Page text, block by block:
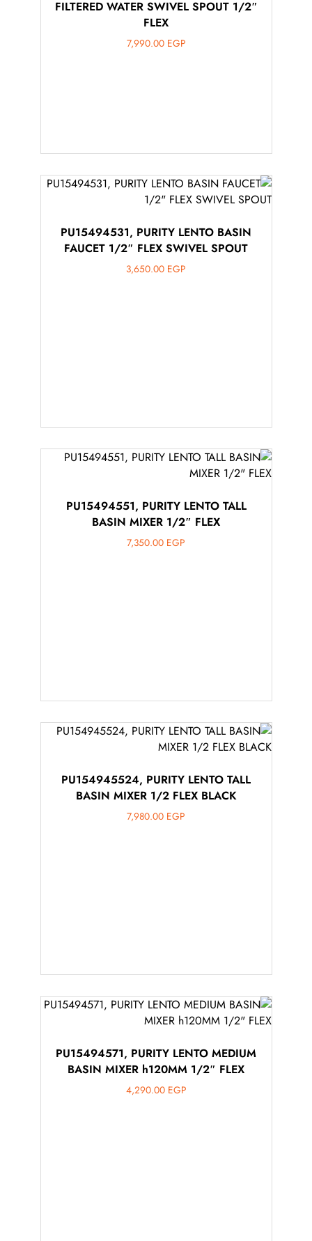
FILTERED WATER SWIVEL SPOUT 1/2″
FLEX
7,990.00 EGP
PU15494531, PURITY LENTO BASIN
FAUCET 1/2″ FLEX SWIVEL SPOUT
3,650.00 EGP
PU15494551, PURITY LENTO TALL
BASIN MIXER 1/2″ FLEX
7,350.00 EGP
PU154945524, PURITY LENTO TALL
BASIN MIXER 1/2 FLEX BLACK
7,980.00 EGP
PU15494571, PURITY LENTO MEDIUM
BASIN MIXER h120MM 1/2″ FLEX
4,290.00 EGP